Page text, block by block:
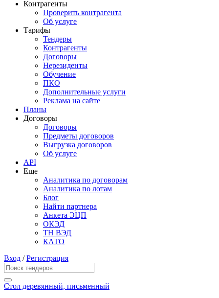
Контрагенты
Проверить контрагента
Об услуге
Тарифы
Тендеры
Контрагенты
Договоры
Нерезиденты
Обучение
ПКО
Дополнительные услуги
Реклама на сайте
Планы
Договоры
Договоры
Предметы договоров
Выгрузка договоров
Об услуге
API
Еще
Аналитика по договорам
Аналитика по лотам
Блог
Найти партнера
Анкета ЭЦП
ОКЭД
ТН ВЭД
КАТО
Вход /Регистрация
Стол деревянный, письменный